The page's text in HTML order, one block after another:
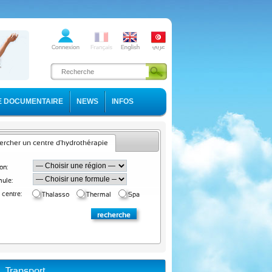
DOCUMENTAIRE NEWS INFOS
un centre d'hydrothérapie
centre:
Thalasso Thermal Spa